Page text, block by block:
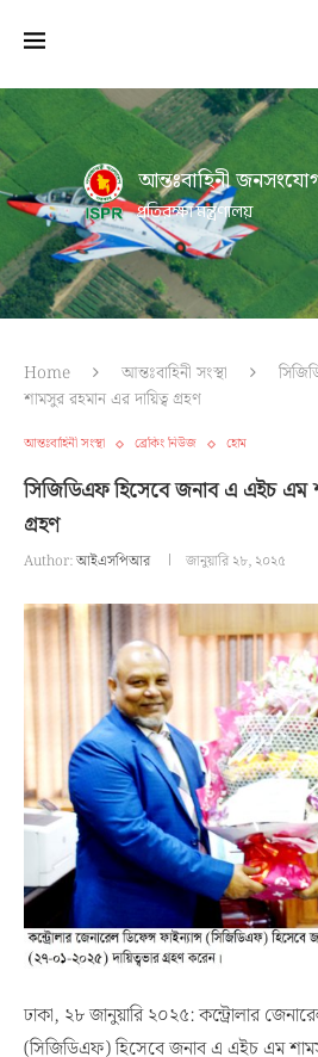
আন্তঃবাহিনী
প্রতিরক্ষা মন্ত্রণালয়
Home আন্তঃবাহিনী সংস্থা
শামসুর রহমান এর দায়িত্ব গ্রহণ
আন্তঃবাহিনী সংস্থা ব্রেকিং নিউজ হোম
সিজিডিএফ হিসেবে জনাব এ এইচ এম
গ্রহণ
Author:আইএসপিআর জানুয়ারি ২৮, ২০২৫
ঢাকা, ২৮ জানুয়ারি ২০২৫: কন্ট্রোলার
(সিজিডিএফ) হিসেবে জনাব এ এইচ এম